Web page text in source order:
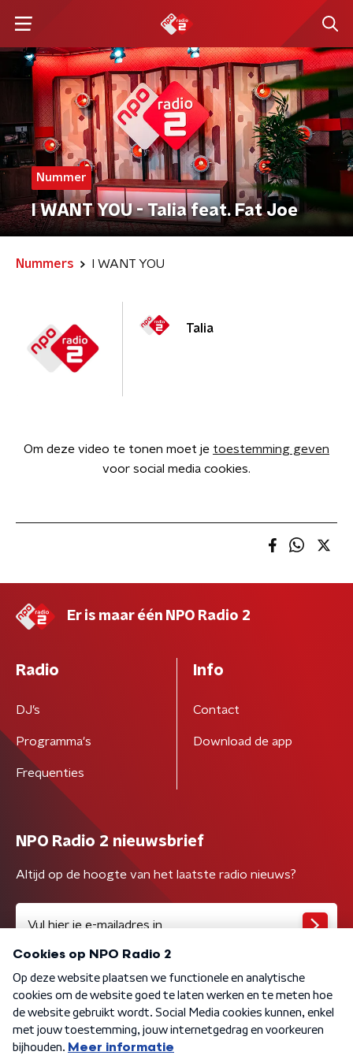
Nummer
I WANT YOU - Talia feat. Fat Joe
Nummers I WANT YOU
Talia
Om deze video te tonen moet je toestemming geven
voor social media cookies.
Er is maar één NPO Radio 2
Radio
DJ’s
Programma's
Frequenties
Info
Contact
Download de app
NPO Radio 2 nieuwsbrief
Altijd op de hoogte van het laatste radio nieuws?
Algemene voorwaarden